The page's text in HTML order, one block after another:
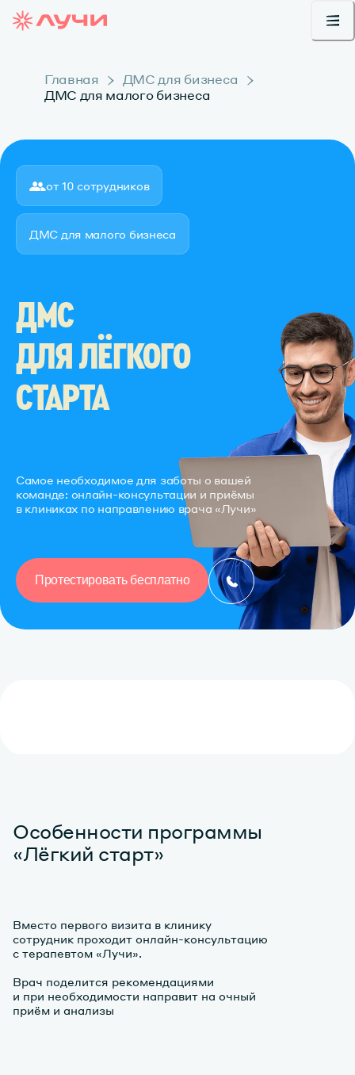
Главная
ДМС для бизнеса
ДМС для малого бизнеса
от 10 сотрудников
ДМС для малого бизнеса
ДМС
ДЛЯ ЛЁГКОГО
СТАРТА
Самое необходимое для заботы о вашей
команде: онлайн-консультации и приёмы
в клиниках по направлению врача «Лучи»
Протестировать бесплатно
Особенности программы
«Лёгкий старт»
Вместо первого визита в клинику
сотрудник проходит онлайн-консультацию
с терапевтом «Лучи».
Врач поделится рекомендациями
и при необходимости направит на очный
приём и анализы